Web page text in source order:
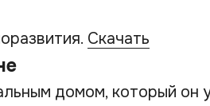
Скачать
домом, который он